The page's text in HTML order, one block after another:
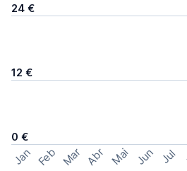
24 €
12 €
0 €
Jan Feb Mar Abr Mai Jun Jul